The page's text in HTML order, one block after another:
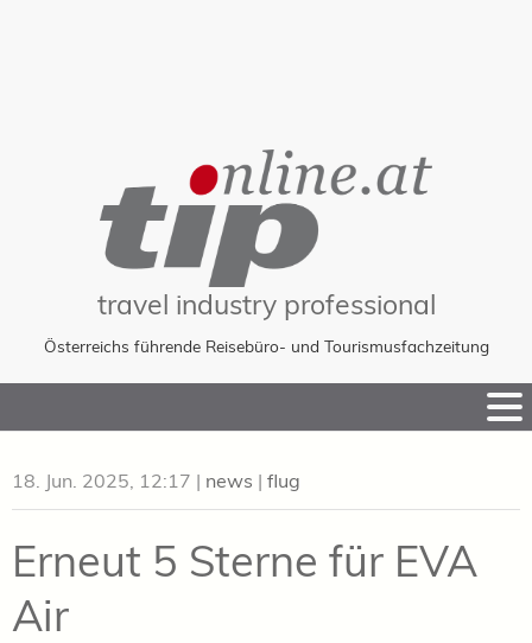
travel industry professional
Österreichs führende Reisebüro- und Tourismusfachzeitung
to
18. Jun. 2025, 12:17 | news | flug
Erneut 5 Sterne für EVA
Air